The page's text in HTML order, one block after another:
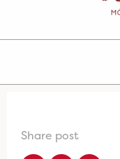
Share post